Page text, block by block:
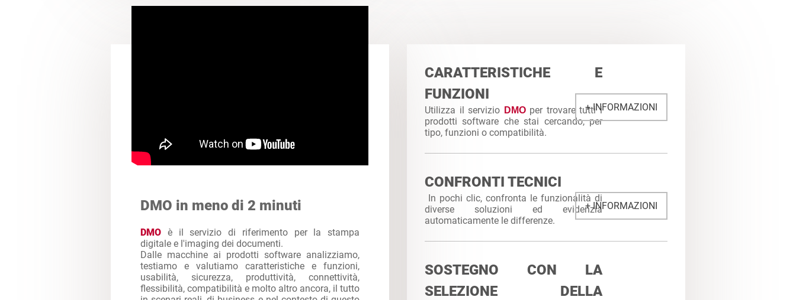
DMO in meno di 2 minuti
DMO è il servizio di riferimento per la stampa
digitale e l'imaging dei documenti.
Dalle macchine ai prodotti software analizziamo,
testiamo e valutiamo caratteristiche e funzioni,
usabilità, sicurezza, produttività, connettività,
flessibilità, compatibilità e molto altro ancora, il tutto
CARATTERISTICHE E
FUNZIONI
Utilizza il servizio DMO per trovare tutti i
prodotti software che stai cercando, per
tipo, funzioni o compatibilità.
+ INFORMAZIONI
CONFRONTI TECNICI
In pochi clic, confronta le funzionalità di
diverse soluzioni ed evidenzia
automaticamente le differenze.
+ INFORMAZIONI
SOSTEGNO CON LA
SELEZIONE DELLA